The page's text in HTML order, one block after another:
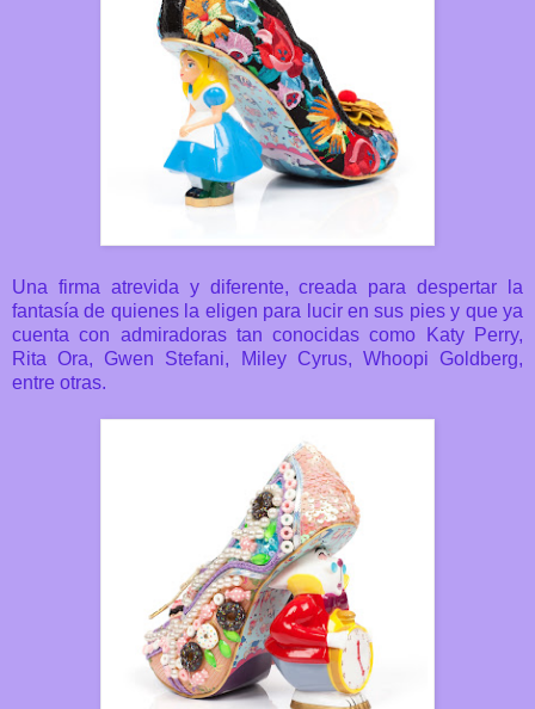
Una firma atrevida y diferente, creada para despertar la
fantasía de quienes la eligen para lucir en sus pies y que ya
cuenta con admiradoras tan conocidas como Katy Perry,
Rita Ora, Gwen Stefani, Miley Cyrus, Whoopi Goldberg,
entre otras.